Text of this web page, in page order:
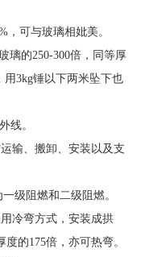
，可与玻璃相妣美。
璃的250-300倍，同等厚
用3kg锤以下两米坠下也
线。
输、搬卸、安装以及支
级阻燃和二级阻燃。
冷弯方式，安装成拱
的175倍，亦可热弯。